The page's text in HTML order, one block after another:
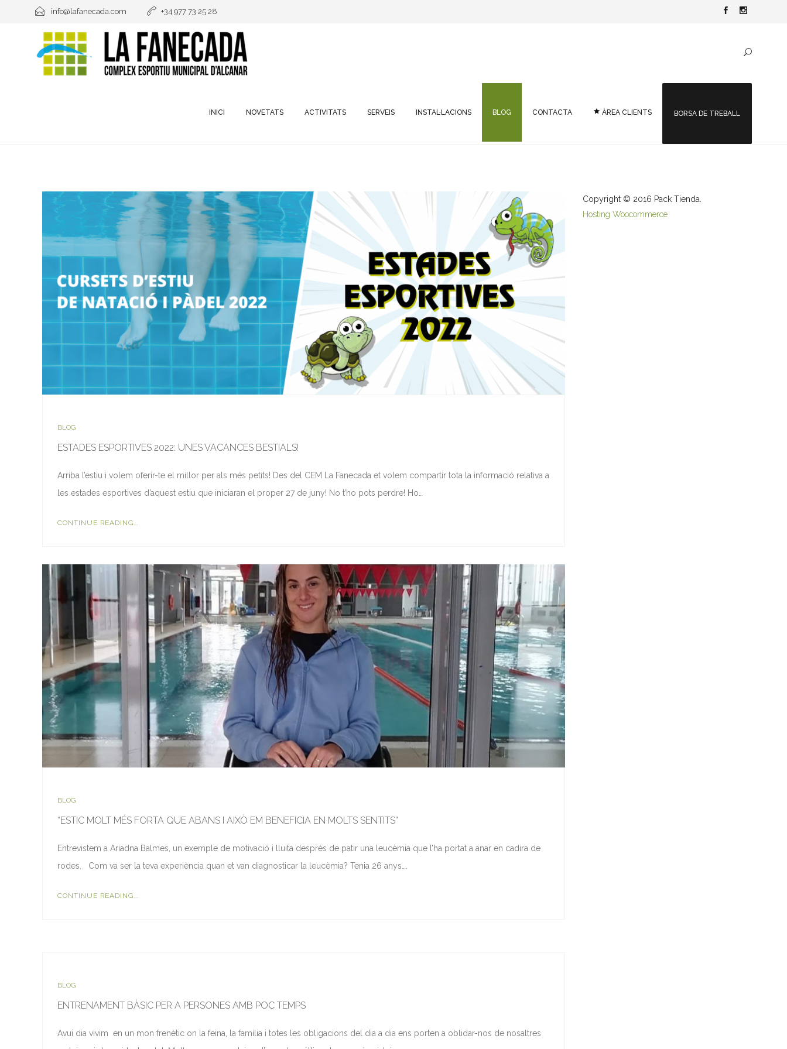
info@lafanecada.com +34 977 73 25 28
INICI NOVETATS ACTIVITATS SERVEIS INSTAL·LACIONS BLOG CONTACTA ÀREA CLIENTS BORSA DE TREBALL
BLOG
ESTADES ESPORTIVES 2022: UNES VACANCES BESTIALS!
Arriba l’estiu i volem oferir-te el millor per als més petits! Des del CEM La Fanecada et volem compartir tota la informació relativa a
les estades esportives d’aquest estiu que iniciaran el proper 27 de juny! No t’ho pots perdre! Ho…
CONTINUE READING...
BLOG
“ESTIC MOLT MÉS FORTA QUE ABANS I AIXÒ EM BENEFICIA EN MOLTS SENTITS”
Entrevistem a Ariadna Balmes, un exemple de motivació i lluita després de patir una leucèmia que l’ha portat a anar en cadira de
rodes. Com va ser la teva experiència quan et van diagnosticar la leucèmia? Tenia 26 anys….
CONTINUE READING...
BLOG
ENTRENAMENT BÀSIC PER A PERSONES AMB POC TEMPS
Avui dia vivim en un mon frenètic on la feina, la família i totes les obligacions del dia a dia ens porten a oblidar-nos de nosaltres
Copyright © 2016 Pack Tienda.
Hosting Woocommerce